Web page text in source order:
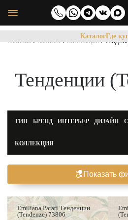
КаталогГде
Главная/Каталог/Коллекция/
Тенденции
ТИП БРЕНД ИНТЕРЬЕР ДИЗАЙН
КОЛЛЕКЦИЯ
Показать
Emiliana Parati Тенденции
(Tendenze) 73806